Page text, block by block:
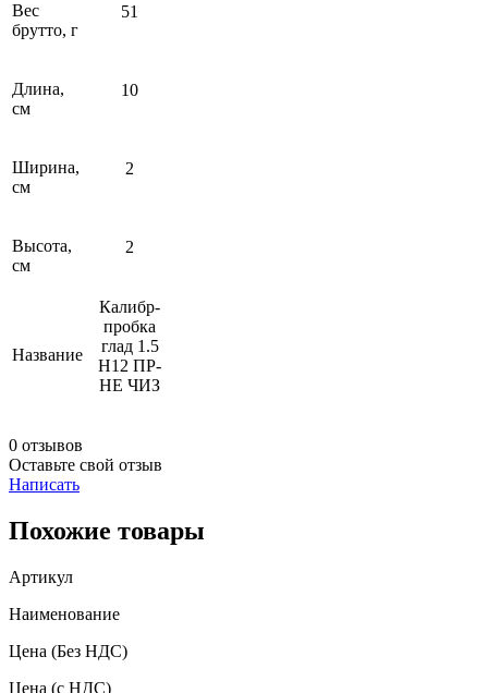
Вес
брутто, г
51
Длина,
см
10
Ширина,
см
2
Высота,
см
2
Название
Калибр-
пробка
глад 1.5
Н12 ПР-
НЕ ЧИЗ
0 отзывов
Оставьте свой отзыв
Написать
Похожие товары
Артикул
Наименование
Цена (Без НДС)
Цена (с НДС)